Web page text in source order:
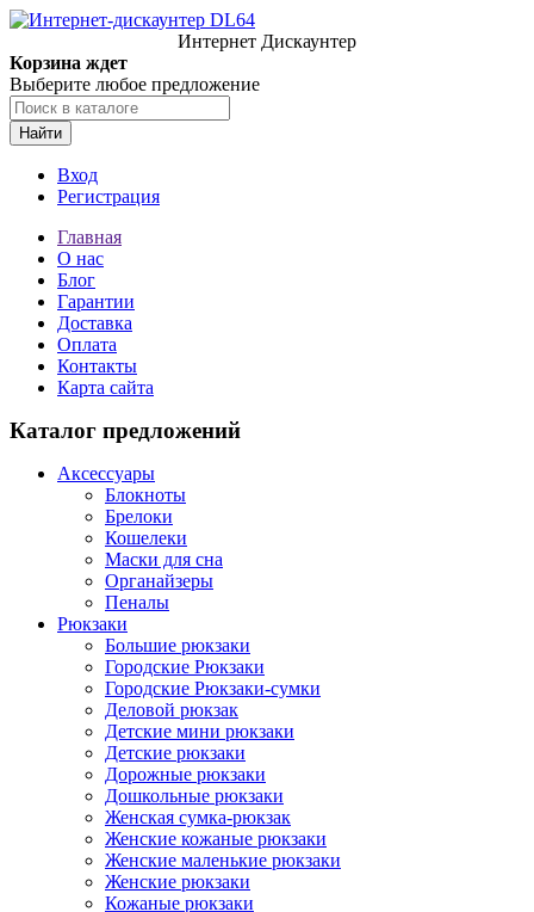
Интернет Дискаунтер
Корзина ждет
Выберите любое предложение
Найти
Вход
Регистрация
Главная
О нас
Блог
Гарантии
Доставка
Оплата
Контакты
Карта сайта
Каталог предложений
Аксессуары
Блокноты
Брелоки
Кошелеки
Маски для сна
Органайзеры
Пеналы
Рюкзаки
Большие рюкзаки
Городские Рюкзаки
Городские Рюкзаки-сумки
Деловой рюкзак
Детские мини рюкзаки
Детские рюкзаки
Дорожные рюкзаки
Дошкольные рюкзаки
Женская сумка-рюкзак
Женские кожаные рюкзаки
Женские маленькие рюкзаки
Женские рюкзаки
Кожаные рюкзаки